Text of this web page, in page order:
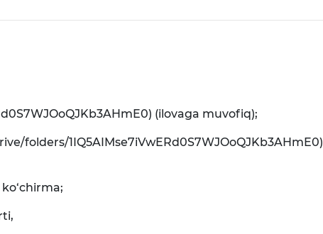
(ilovaga muvofiq);
folders/1IQ5AIMse7iVwERd0S7WJOoQJKb3AHmE0)